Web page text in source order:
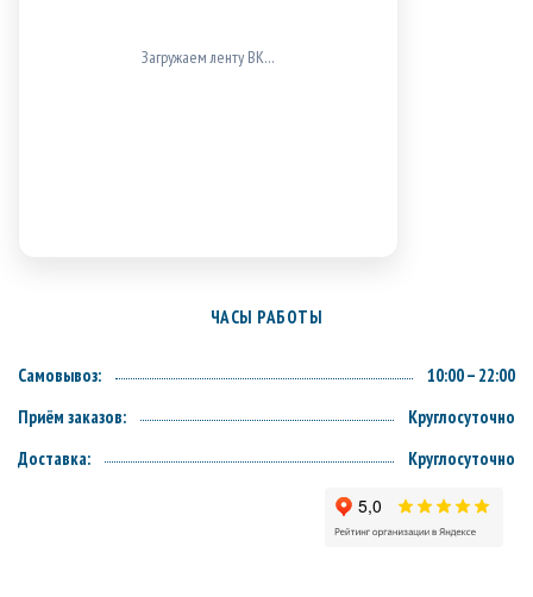
Загружаем ленту ВК…
ЧАСЫ РАБОТЫ
Самовывоз:
10:00 – 22:00
Приём заказов:
Круглосуточно
Доставка:
Круглосуточно